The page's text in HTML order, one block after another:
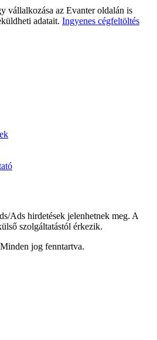
vállalkozása az Evanter oldalán is
adatait. Ingyenes cégfeltöltés
Ads hirdetések jelenhetnek meg. A
szolgáltatástól érkezik.
jog fenntartva.